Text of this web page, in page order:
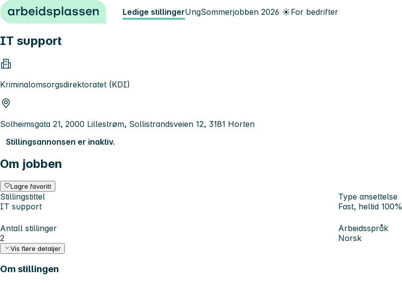
Hopp til innhold Ledige stillingerUngSommerjobben 2026 ☀️For bedrifter
IT support
Kriminalomsorgsdirektoratet (KDI)
Solheimsgata 21, 2000 Lillestrøm, Sollistrandsveien 12, 3181 Horten
Stillingsannonsen er inaktiv.
Om jobben
Lagre favoritt
Stillingstittel
IT support
Type ansettelse
Fast, heltid 100%
Antall stillinger
2
Arbeidsspråk
Norsk
Vis flere detaljer
Om stillingen